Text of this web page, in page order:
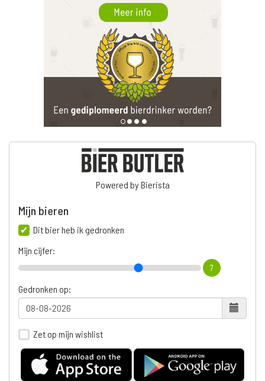
Powered by Bierista
Mijn bieren
Dit bier heb ik gedronken
Mijn cijfer:
7
Gedronken op:
Zet op mijn wishlist